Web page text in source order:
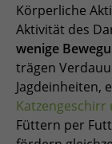
Körperliche
Aktivität des
wenige
trägen
Jagdeinheiten,
Katzengeschirr
Füttern per